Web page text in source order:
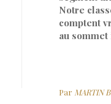
Notre
comptent
au
Par MARTIN